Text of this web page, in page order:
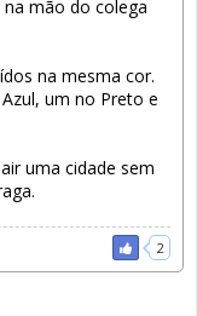
mão do colega
na mesma cor.
um no Preto e
uma cidade sem
2